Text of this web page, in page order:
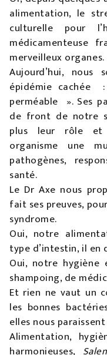
alimentation, le
culturelle pour
médicamenteuse
merveilleux organes.
Aujourd’hui,
épidémie cachée
perméable ». Ses
de front de notre
plus leur rôle et
organisme une
pathogènes,
santé.
Le Dr Axe nous
fait ses preuves,
syndrome.
Oui, notre
type d’intestin, il en
Oui, notre hygiène
shampoing, de
Et rien ne vaut un
les bonnes
elles nous
Alimentation,
harmonieuses,